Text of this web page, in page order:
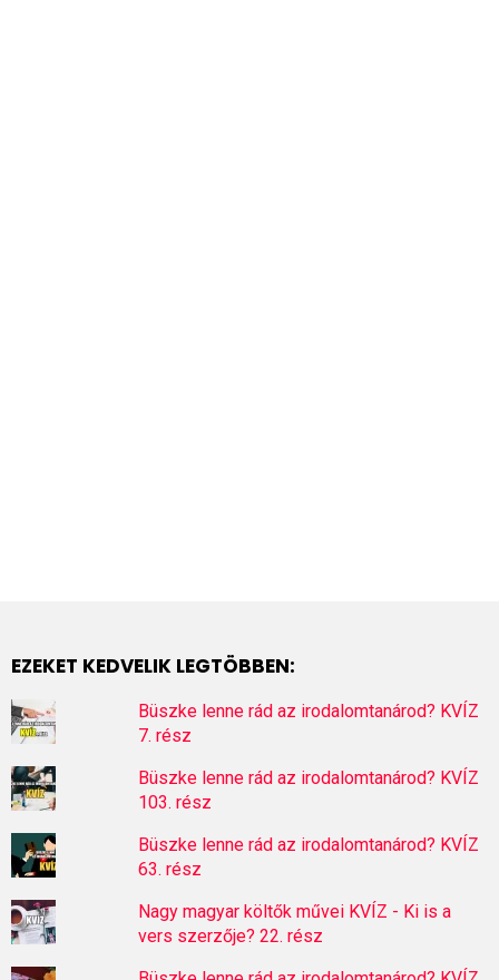
EZEKET KEDVELIK LEGTÖBBEN:
Büszke lenne rád az irodalomtanárod? KVÍZ
7. rész
Büszke lenne rád az irodalomtanárod? KVÍZ
103. rész
Büszke lenne rád az irodalomtanárod? KVÍZ
63. rész
Nagy magyar költők művei KVÍZ - Ki is a
vers szerzője? 22. rész